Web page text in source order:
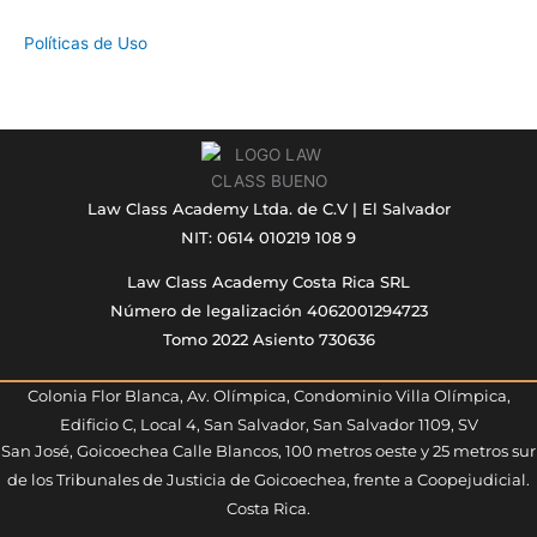
Políticas de Uso
Law Class Academy Ltda. de C.V | El Salvador
NIT: 0614 010219 108 9
Law Class Academy Costa Rica SRL
Número de legalización 4062001294723
Tomo 2022 Asiento 730636
Colonia Flor Blanca, Av. Olímpica, Condominio Villa Olímpica,
Edificio C, Local 4, San Salvador, San Salvador 1109, SV
San José, Goicoechea Calle Blancos, 100 metros oeste y 25 metros sur
de los Tribunales de Justicia de Goicoechea, frente a Coopejudicial.
Costa Rica.